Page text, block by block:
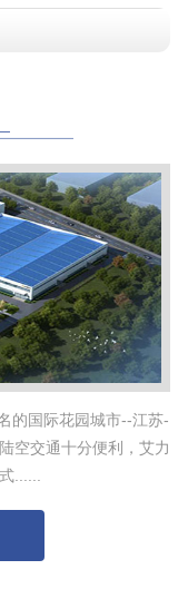
的国际花园城市--江苏-
空交通十分便利，艾力
......